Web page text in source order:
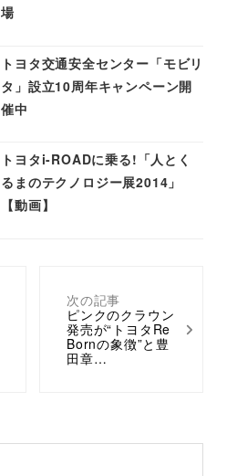
次の記事
ピンクのクラウン
発売が“トヨタRe
Bornの象徴”と豊
田章…
場
トヨタ交通安全センター「モビリ
タ」設立10周年キャンペーン開
催中
トヨタi-ROADに乗る!「人とく
るまのテクノロジー展2014」
【動画】